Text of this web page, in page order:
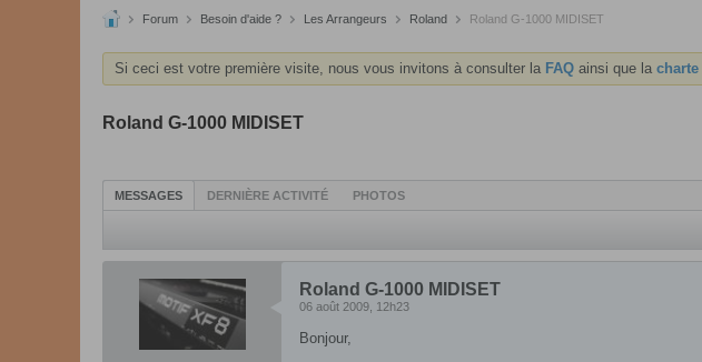
Forum Besoin d'aide ? Les Arrangeurs Roland Roland G-1000 MIDISET
Si ceci est votre première visite, nous vous invitons à consulter la FAQ ainsi que la charte
Roland G-1000 MIDISET
MESSAGES DERNIÈRE ACTIVITÉ PHOTOS
Roland G-1000 MIDISET
06 août 2009, 12h23
Bonjour,